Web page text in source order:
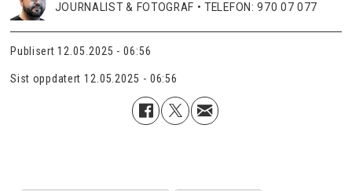
JOURNALIST & FOTOGRAF • TELEFON: 970 07 077
Publisert 12.05.2025 - 06:56
Sist oppdatert 12.05.2025 - 06:56